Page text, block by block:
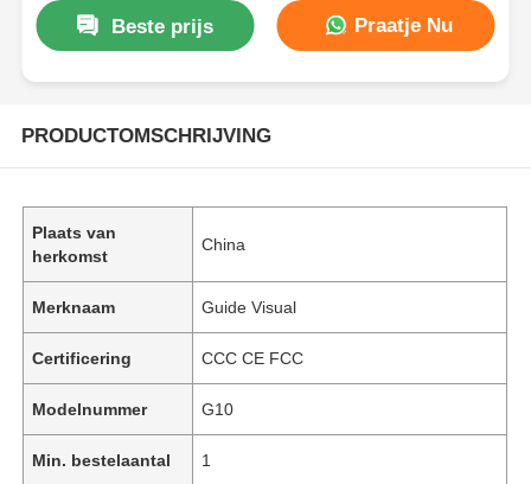
Beste prijs Praatje Nu
PRODUCTOMSCHRIJVING
Plaats van
herkomst
China
Merknaam Guide Visual
Certificering CCC CE FCC
Modelnummer G10
Min. bestelaantal 1